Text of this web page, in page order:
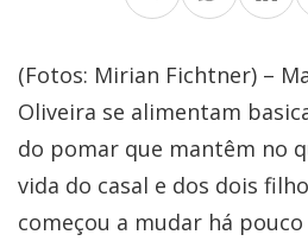
(Fotos: Mirian Fichtner) –
Oliveira se alimentam
do pomar que mantêm no
vida do casal e dos dois
começou a mudar há